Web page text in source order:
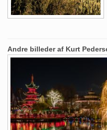
Andre billeder af Kurt